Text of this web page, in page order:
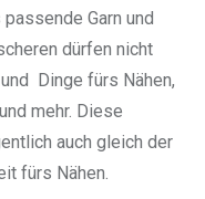
Garn und
dürfen nicht
Dinge fürs Nähen,
mehr. Diese
auch gleich der
fürs Nähen.